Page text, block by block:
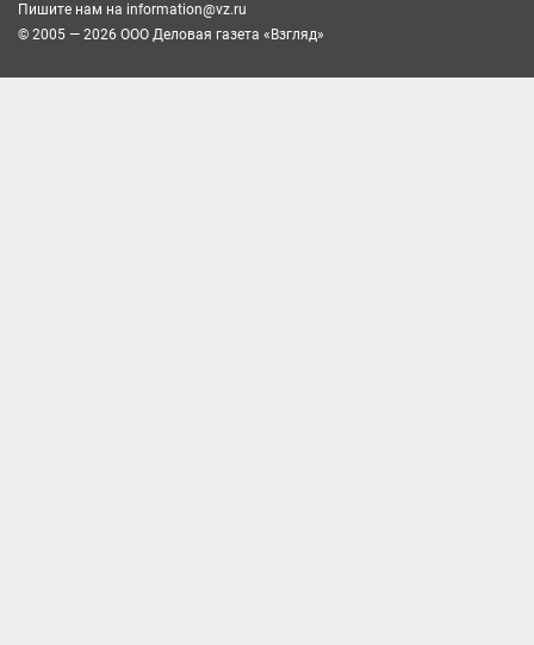
Пишите нам на information@vz.ru
© 2005 — 2026 ООО Деловая газета «Взгляд»